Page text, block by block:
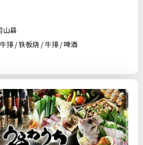
山县
排 / 铁板烧 / 牛排 / 啤酒